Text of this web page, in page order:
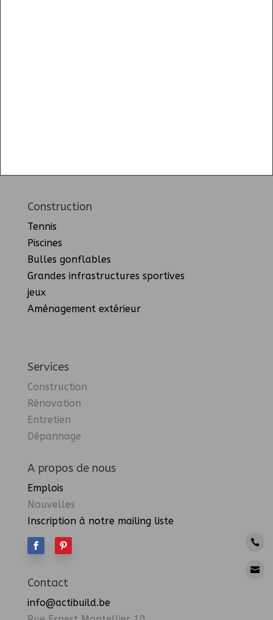
Construction
Tennis
Piscines
Bulles gonflables
Grandes infrastructures sportives
jeux
Aménagement extérieur
Services
Construction
Rénovation
Entretien
Dépannage
A propos de nous
Emplois
Nouvelles
Inscription à notre mailing liste

Contact
info@actibuild.be


